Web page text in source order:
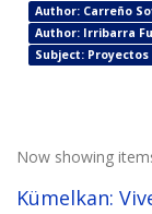
Author: Carreño
Author: Irribarra
Subject:
Now showing
Kümelkan: